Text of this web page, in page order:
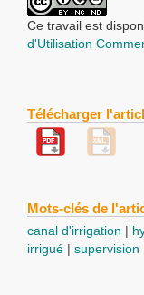
Ce travail est
d'Utilisation
Télécharger
Mots-clés de
canal d'irrigation
irrigué
supervision